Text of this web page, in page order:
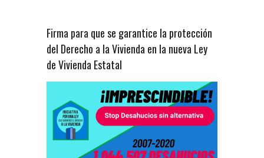
Firma para que se garantice la protección
del Derecho a la Vivienda en la nueva Ley
de Vivienda Estatal